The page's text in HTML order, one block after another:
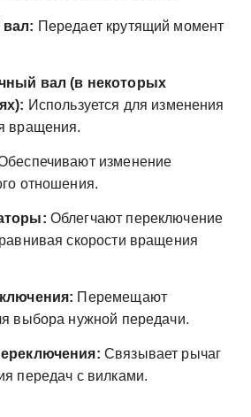
Передает крутящий момент
вал (в некоторых
Используется для изменения
вращения.
изменение
отношения.
Облегчают переключение
скорости вращения
Перемещают
выбора нужной передачи.
Связывает рычаг
передач с вилками.